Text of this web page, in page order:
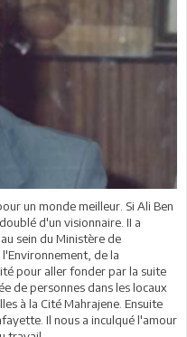
un monde meilleur. Si Ali Ben
d'un visionnaire. II a
sein du Ministère de
de la
pour aller fonder par la suite
de personnes dans les locaux
à la Cité Mahrajene. Ensuite
Il nous a inculqué l'amour